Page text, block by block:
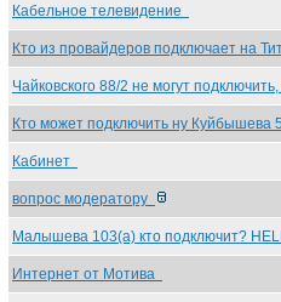
Кабельное телевидение
Кто из провайдеров подключает на
Чайковского 88/2 не могут
Кто может подключить ну Куйбышева
Кабинет
вопрос модератору
Малышева 103(а) кто подключит?
Интернет от Мотива